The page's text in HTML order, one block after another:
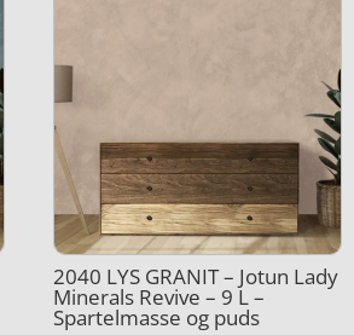
2040 LYS GRANIT – Jotun Lady
Minerals Revive – 9 L –
Spartelmasse og puds